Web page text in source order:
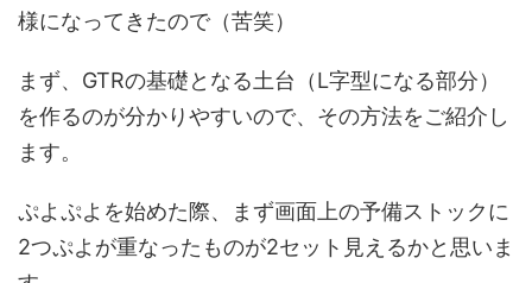
様になってきたので（苦笑）
まず、GTRの基礎となる土台（L字型になる部分）
を作るのが分かりやすいので、その方法をご紹介し
ます。
ぷよぷよを始めた際、まず画面上の予備ストックに
2つぷよが重なったものが2セット見えるかと思いま